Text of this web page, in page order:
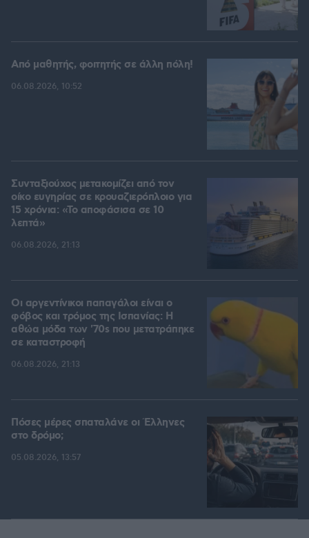
Από μαθητής, φοιτητής σε άλλη πόλη!
06.08.2026, 10:52
Συνταξιούχος μετακομίζει από τον
οίκο ευγηρίας σε κρουαζιερόπλοιο για
15 χρόνια: «Το αποφάσισα σε 10
λεπτά»
06.08.2026, 21:13
Οι αργεντίνικοι παπαγάλοι είναι ο
φόβος και τρόμος της Ισπανίας: Η
αθώα μόδα των '70s που μετατράπηκε
σε καταστροφή
06.08.2026, 21:13
Πόσες μέρες σπαταλάνε οι Έλληνες
στο δρόμο;
05.08.2026, 13:57